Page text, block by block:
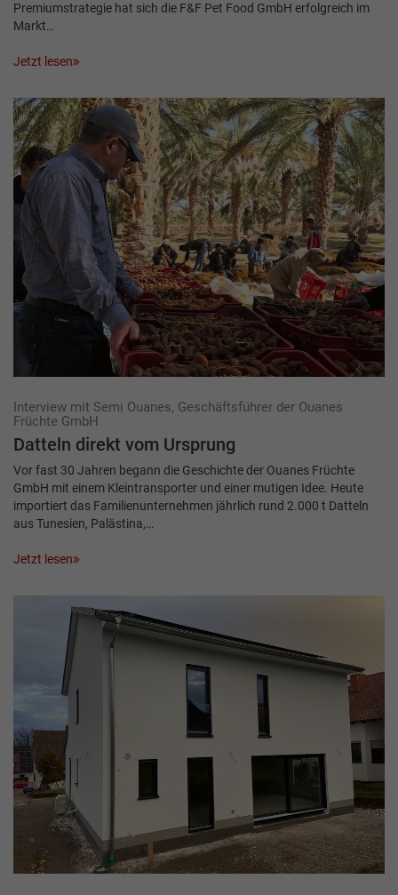
Premiumstrategie hat sich die F&F Pet Food GmbH erfolgreich im
Markt…
Jetzt lesen
Interview mit Semi Ouanes, Geschäftsführer der Ouanes
Früchte GmbH
Datteln direkt vom Ursprung
Vor fast 30 Jahren begann die Geschichte der Ouanes Früchte
GmbH mit einem Kleintransporter und einer mutigen Idee. Heute
importiert das Familienunternehmen jährlich rund 2.000 t Datteln
aus Tunesien, Palästina,…
Jetzt lesen